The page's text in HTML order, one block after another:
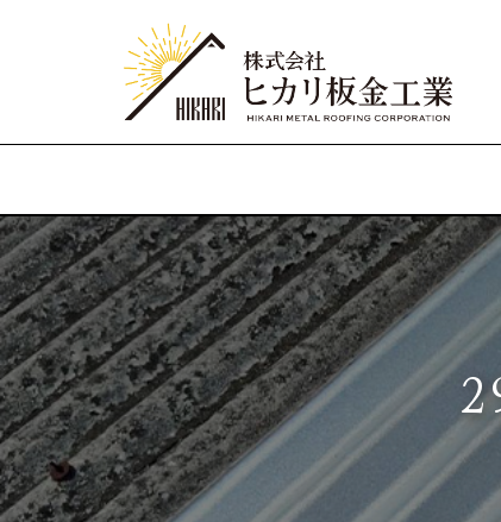
ツ
へ
ス
キ
ッ
プ